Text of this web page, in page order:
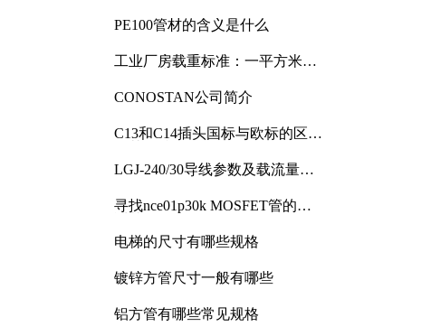
PE100管材的含义是什么
工业厂房载重标准：一平方米能
CONOSTAN公司简介
C13和C14插头国标与欧标的区别
LGJ-240/30导线参数及载流量解
寻找nce01p30k MOSFET管的合
电梯的尺寸有哪些规格
镀锌方管尺寸一般有哪些
铝方管有哪些常见规格